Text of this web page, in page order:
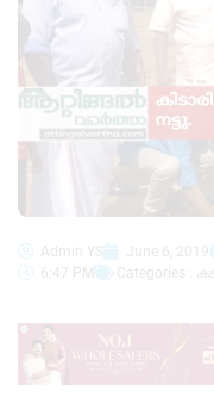
Admin YS June 6, 2019
6:47 PM
Categories :